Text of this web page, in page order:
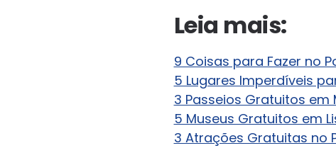
Leia mais:
9 Coisas para Fazer no
5 Lugares Imperdíveis
3 Passeios Gratuitos em
5 Museus Gratuitos em
3 Atrações Gratuitas no